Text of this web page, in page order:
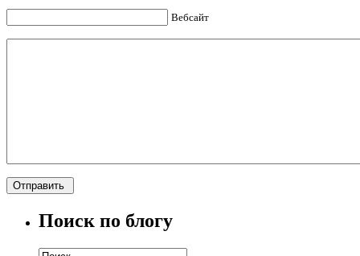
Вебсайт
Поиск по блогу